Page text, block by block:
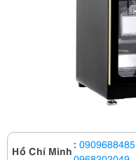
Hồ Chí Minh : 0909688485